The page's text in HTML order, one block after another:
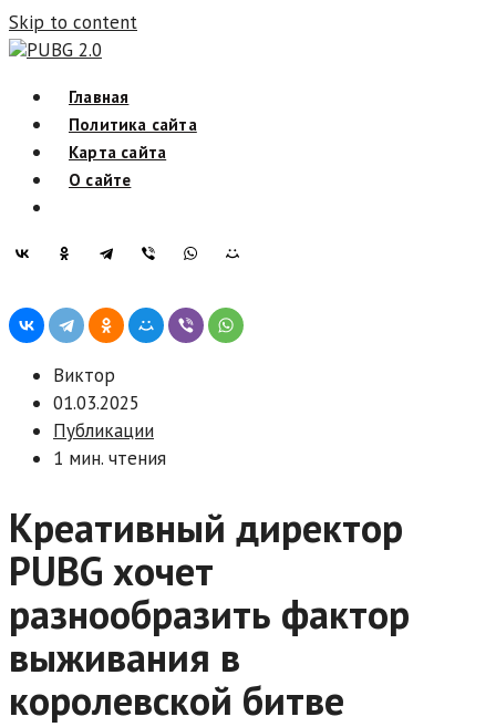
Skip to content
PUBG 2.0
Главная
Политика сайта
Карта сайта
О сайте
Виктор
01.03.2025
Публикации
1 мин. чтения
Креативный директор
PUBG хочет
разнообразить фактор
выживания в
королевской битве